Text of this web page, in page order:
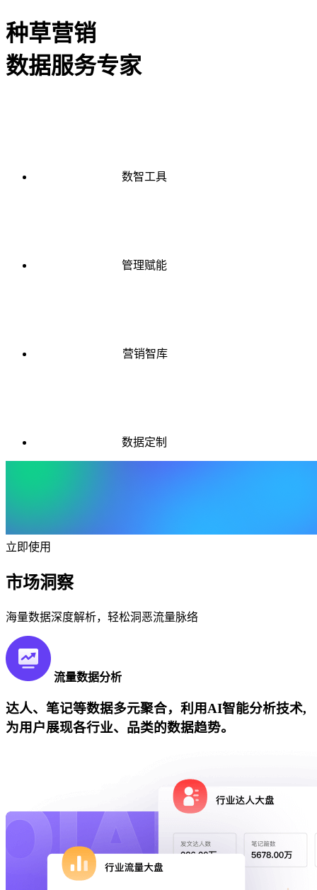
种草营销
数据服务专家
数智工具
管理赋能
营销智库
数据定制
立即使用
市场洞察
海量数据深度解析，轻松洞恶流量脉络
流量数据分析
达人、笔记等数据多元聚合，利用AI智能分析技术,
为用户展现各行业、品类的数据趋势。